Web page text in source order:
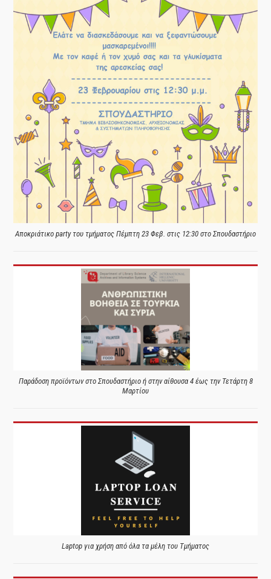
Αποκριάτικο party του τμήματος Πέμπτη 23 Φεβ. στις 12:30 στο Σπουδαστήριο
Παράδοση προϊόντων στο Σπουδαστήριο ή στην αίθουσα 4 έως την Τετάρτη 8
Μαρτίου
Laptop για χρήση από όλα τα μέλη του Τμήματος